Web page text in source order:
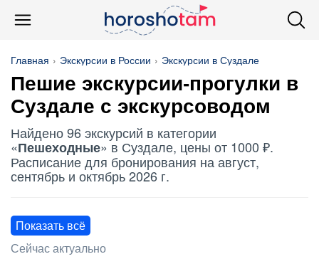
Главная Экскурсии в России Экскурсии в Суздале
Пешие экскурсии-прогулки в
Суздале с экскурсоводом
Найдено 96 экскурсий в категории
«Пешеходные» в Суздале, цены от 1000 ₽.
Расписание для бронирования на август,
сентябрь и октябрь 2026 г.
Показать всё
Сейчас актуально